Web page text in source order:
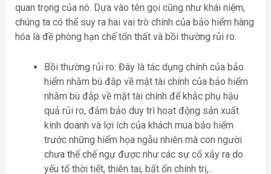
quan trọng của nó. Dựa vào tên gọi cũng như khái niệm,
chúng ta có thể suy ra hai vai trò chính của bảo hiểm hàng
hóa là đề phòng hạn chế tổn thất và bồi thường rủi ro:
Bồi thường rủi ro: Đây là tác dụng chính của bảo
hiểm nhằm bù đắp về mặt tài chính của bảo hiểm
nhằm bù đắp về mặt tài chính để khắc phụ hậu
quả rủi ro, đảm bảo duy trì hoạt động sản xuất
kinh doanh và lợi ích của khách mua bảo hiểm
trước những hiểm họa ngẫu nhiên mà con người
chưa thế chế ngự được như các sự cố xảy ra do
yếu tố thời tiết, thiên tai, bất ổn chính trị,..